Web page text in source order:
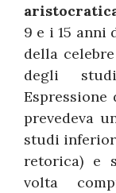
9 e i 15 anni
della celebre
degli
prevedeva
studi
retorica) e
volta